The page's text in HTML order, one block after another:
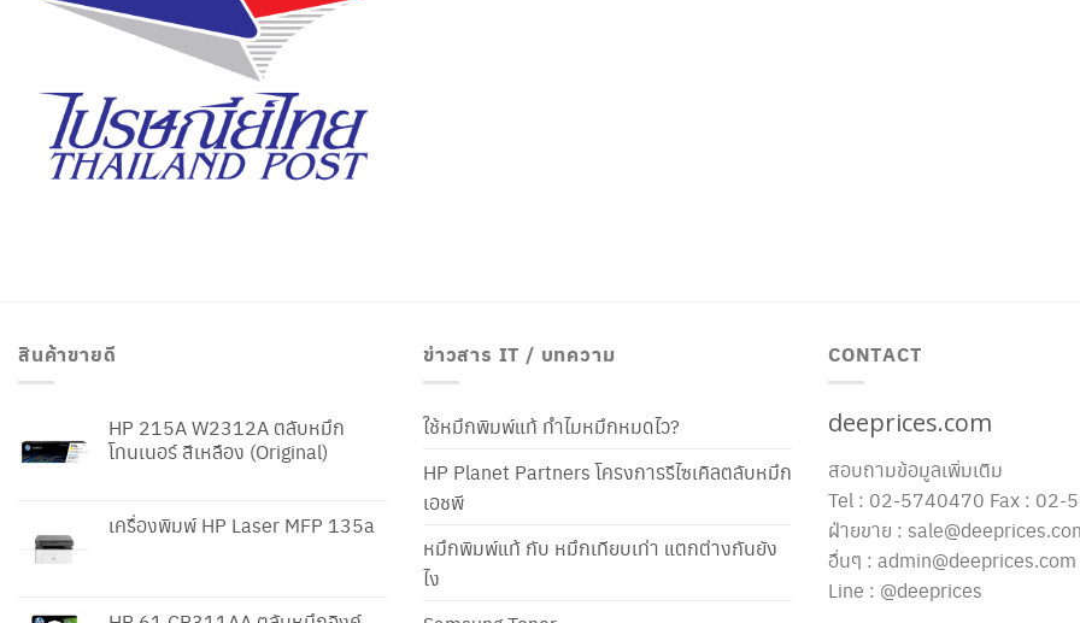
สินค้าขายดี
HP 215A W2312A ตลับหมึก
โทนเนอร์ สีเหลือง (Original)
เครื่องพิมพ์ HP Laser MFP 135a
ข่าวสาร IT / บทความ
ใช้หมึกพิมพ์แท้ ทำไมหมึกหมดไว?
HP Planet Partners โครงการรีไซเคิลตลับหมึก
เอชพี
หมึกพิมพ์แท้ กับ หมึกเทียบเท่า แตกต่างกันยัง
ไง
CONTACT
deeprices.com
สอบถามข้อมูลเพิ่มเติม
Tel : 02-5740470 Fax : 02-
ฝ่ายขาย :
อื่นๆ : admin@deeprices.com
Line : @deeprices